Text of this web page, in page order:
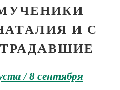
И С
/ 8 сентября